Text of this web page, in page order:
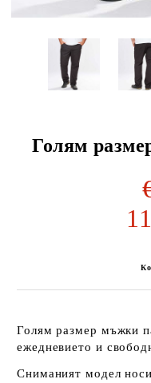
Голям
Голям размер мъжки
ежедневието и
Сниманият модел